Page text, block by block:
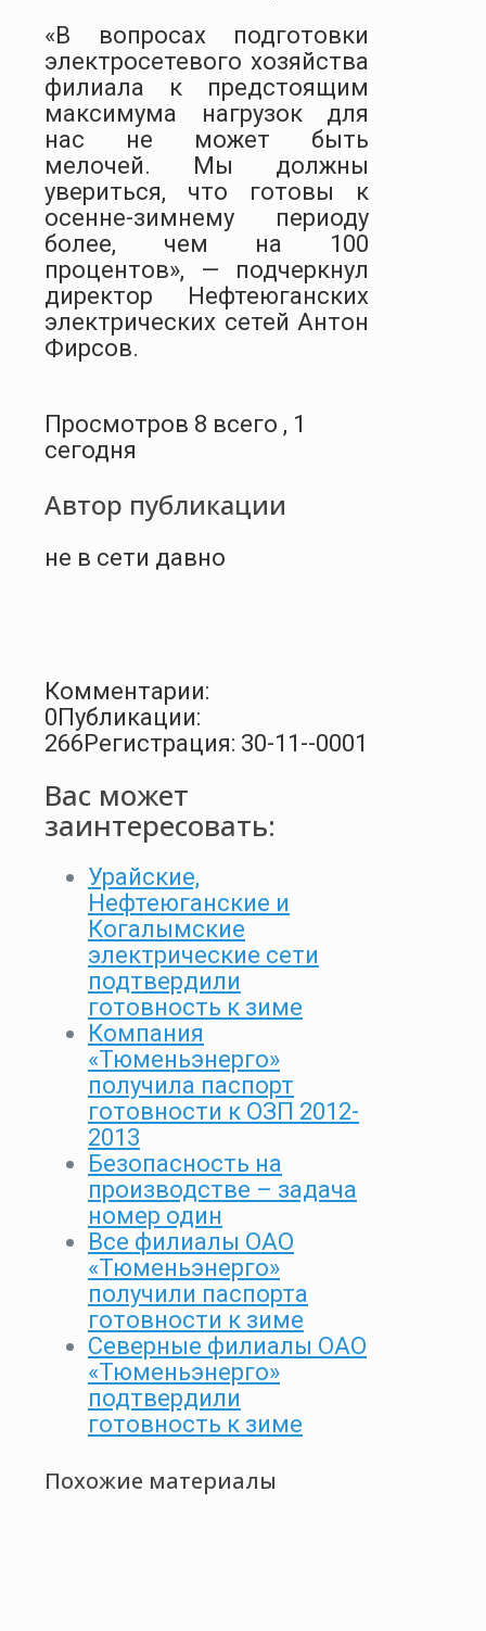
«В вопросах подготовки
электросетевого хозяйства
филиала к предстоящим
максимума нагрузок для
нас не может быть
мелочей. Мы должны
увериться, что готовы к
осенне-зимнему периоду
более, чем на 100
процентов», — подчеркнул
директор Нефтеюганских
электрических сетей Антон
Фирсов.
Просмотров 8 всего , 1
сегодня
Автор публикации
не в сети давно
Комментарии:
0Публикации:
266Регистрация: 30-11--0001
Вас может
заинтересовать:
Урайские,
Нефтеюганские и
Когалымские
электрические сети
подтвердили
готовность к зиме
Компания
«Тюменьэнерго»
получила паспорт
готовности к ОЗП 2012-
2013
Безопасность на
производстве – задача
номер один
Все филиалы ОАО
«Тюменьэнерго»
получили паспорта
готовности к зиме
Северные филиалы ОАО
«Тюменьэнерго»
подтвердили
готовность к зиме
Похожие материалы